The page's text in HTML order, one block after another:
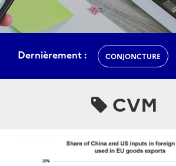
Dernièrement : CONJONCTURE
CVM